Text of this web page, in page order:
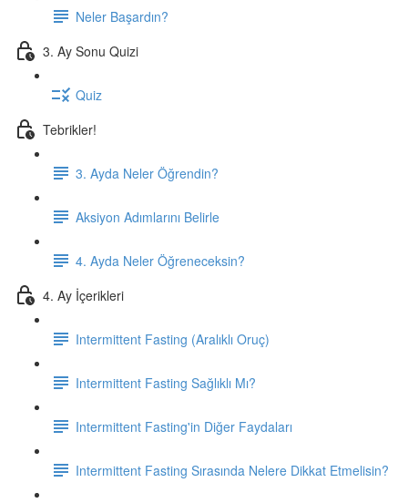
Neler Başardın?
3. Ay Sonu Quizi
Quiz
Tebrikler!
3. Ayda Neler Öğrendin?
Aksiyon Adımlarını Belirle
4. Ayda Neler Öğreneceksin?
4. Ay İçerikleri
Intermittent Fasting (Aralıklı Oruç)
Intermittent Fasting Sağlıklı Mı?
Intermittent Fasting'in Diğer Faydaları
Intermittent Fasting Sırasında Nelere Dikkat Etmelisin?